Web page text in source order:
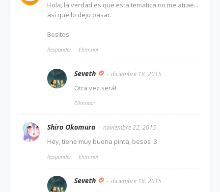
Hola, la verdad es que esta tematica no me atrae...
así que lo dejo pasar.
Besitos
Responder Eliminar
Seveth diciembre 18, 2015
Otra vez será!
Eliminar
Shiro Okomura noviembre 22, 2015
Hey, tiene muy buena pinta, besos :3
Responder Eliminar
Seveth diciembre 18, 2015